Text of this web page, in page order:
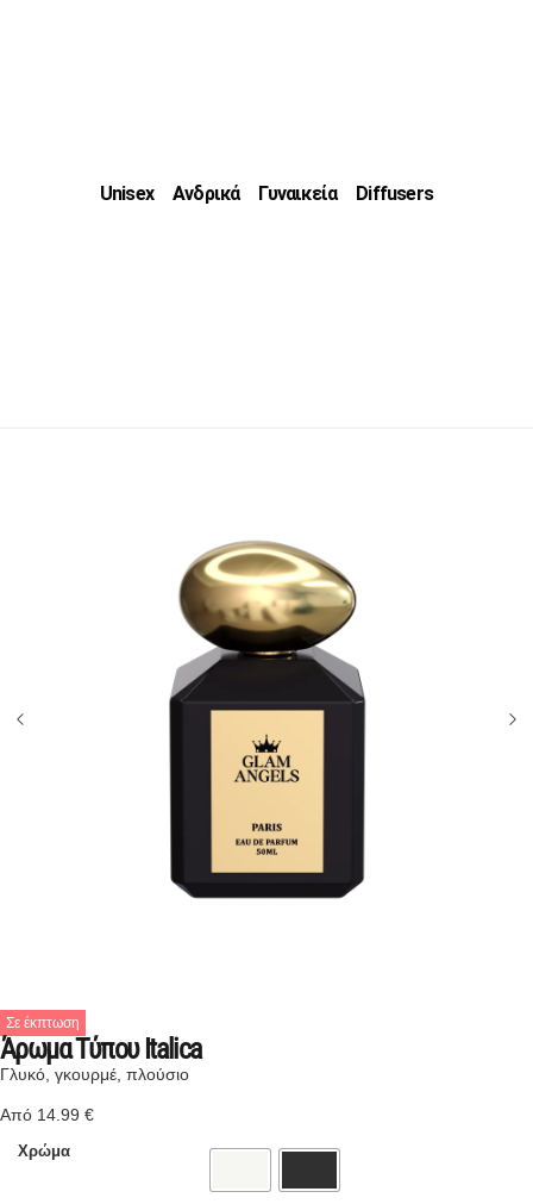
Unisex Ανδρικά Γυναικεία Diffusers
Σε έκπτωση
Άρωμα Τύπου Italica
Γλυκό, γκουρμέ, πλούσιο
Από 14.99 €
Χρώμα